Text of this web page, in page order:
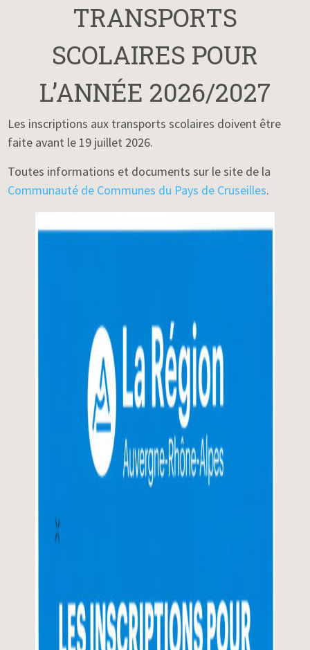
TRANSPORTS
SCOLAIRES POUR
L’ANNÉE 2026/2027
Les inscriptions aux transports scolaires doivent être
faite avant le 19 juillet 2026.
Toutes informations et documents sur le site de la
Communauté de Communes du Pays de Cruseilles.